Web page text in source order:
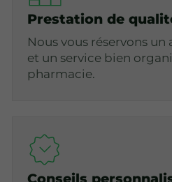
Prestation de
Nous vous réservons
et un service bien
pharmacie.
Conseils